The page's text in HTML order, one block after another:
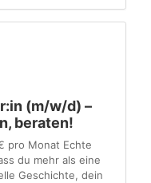
(m/w/d) –
beraten!
pro Monat Echte
du mehr als eine
Geschichte, dein